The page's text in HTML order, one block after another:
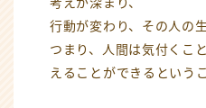
行動が変わり、その人の
つまり、人間は気付くこ
えることができるという